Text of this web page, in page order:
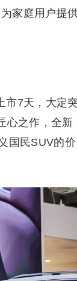
家庭用户提
市7天，大定
心之作，全新
国民SUV的价